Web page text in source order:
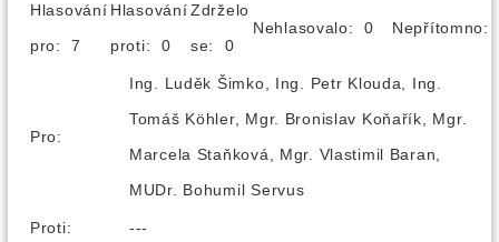
Hlasování
pro: 7
Hlasování
proti: 0
Zdrželo
se: 0
Nehlasovalo: 0
Pro:
Ing. Luděk Šimko, Ing. Petr Klouda, Ing.
Tomáš Köhler, Mgr. Bronislav Koňařík, Mgr.
Marcela Staňková, Mgr. Vlastimil Baran,
MUDr. Bohumil Servus
Proti: ---